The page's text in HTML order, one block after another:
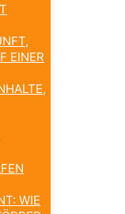
EINER
WIE